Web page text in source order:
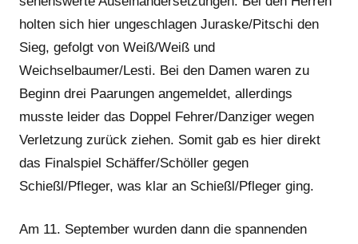
holten sich hier ungeschlagen Juraske/Pitschi den
Sieg, gefolgt von Weiß/Weiß und
Weichselbaumer/Lesti. Bei den Damen waren zu
Beginn drei Paarungen angemeldet, allerdings
musste leider das Doppel Fehrer/Danziger wegen
Verletzung zurück ziehen. Somit gab es hier direkt
das Finalspiel Schäffer/Schöller gegen
Schießl/Pfleger, was klar an Schießl/Pfleger ging.
Am 11. September wurden dann die spannenden